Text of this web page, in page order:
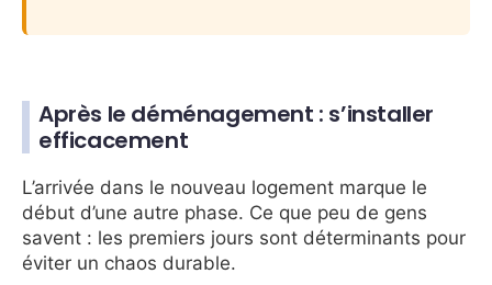
Après le déménagement : s’installer
efficacement
L’arrivée dans le nouveau logement marque le
début d’une autre phase. Ce que peu de gens
savent : les premiers jours sont déterminants pour
éviter un chaos durable.